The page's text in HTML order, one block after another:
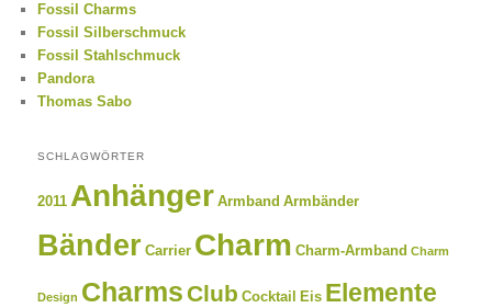
Fossil Charms
Fossil Silberschmuck
Fossil Stahlschmuck
Pandora
Thomas Sabo
SCHLAGWÖRTER
2011 Anhänger Armband Armbänder
Bänder Carrier Charm Charm-Armband Charm
Design CharmsClub Cocktail Eis Elemente